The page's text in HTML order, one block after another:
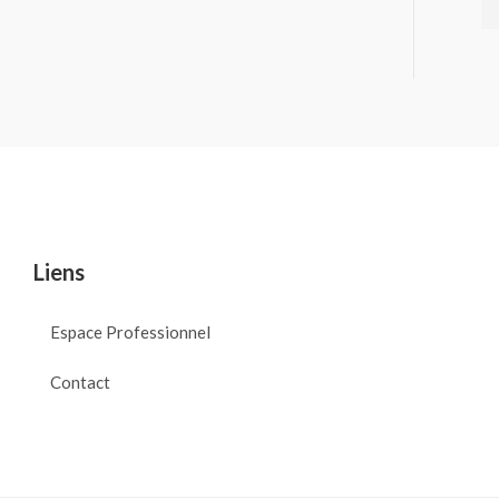
Liens
Espace Professionnel
Contact